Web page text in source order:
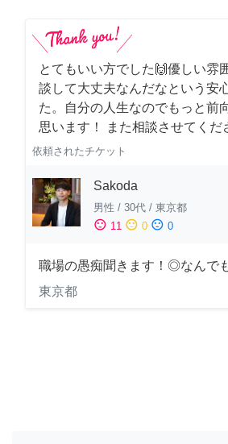
とてもいい方でした🙌優しい雰
談して大丈夫なんだなという安
た。自分の人生なのでもっと前
思います！ また相談させてくだ
依頼されたチケット
Sakoda
男性 / 30代 / 東京都
sentiment_satisfied 11 sentiment_neutral 0 sentiment_dissatisfied 0
職場の愚痴聞きます！◎なんで
東京都